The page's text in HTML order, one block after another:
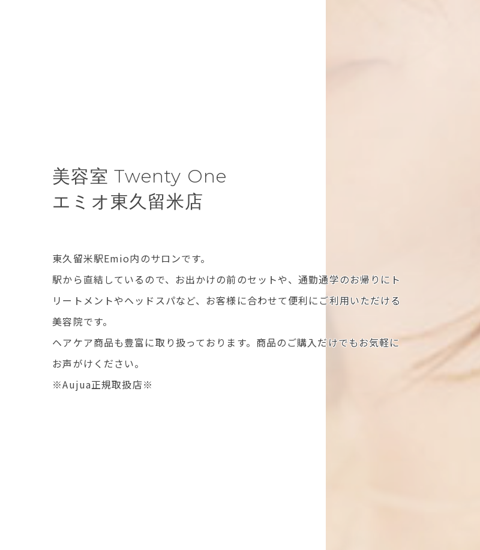
美容室 Twenty One
エミオ東久留米店
東久留米駅Emio内のサロンです。
駅から直結しているので、お出かけの前のセットや、通勤通学のお帰りにト
リートメントやヘッドスパなど、お客様に合わせて便利にご利用いただける
美容院です。
ヘアケア商品も豊富に取り扱っております。商品のご購入だけでもお気軽に
お声がけください。
※Aujua正規取扱店※